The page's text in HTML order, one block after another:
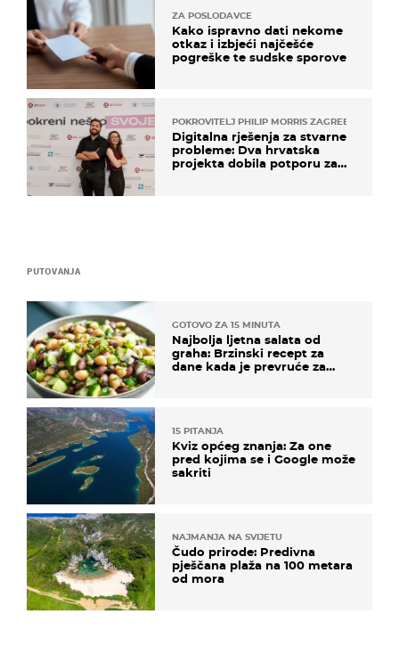
PUTOVANJA
GOTOVO ZA 15 MINUTA
Najbolja ljetna salata od
graha: Brzinski recept za
dane kada je prevruće za
15 PITANJA
Kviz općeg znanja: Za one
pred kojima se i Google može
sakriti
NAJMANJA NA SVIJETU
Čudo prirode: Predivna
pješčana plaža na 100 metara
od mora
ZA POSLODAVCE
Kako ispravno dati nekome
otkaz i izbjeći najčešće
pogreške te sudske sporove
POKROVITELJ PHILIP MORRIS ZAGREB
Digitalna rješenja za stvarne
probleme: Dva hrvatska
projekta dobila potporu za